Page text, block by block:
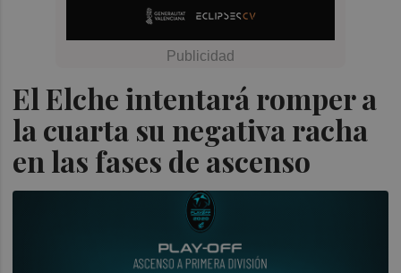
El Elche intentará romper a
la cuarta su negativa racha
en las fases de ascenso